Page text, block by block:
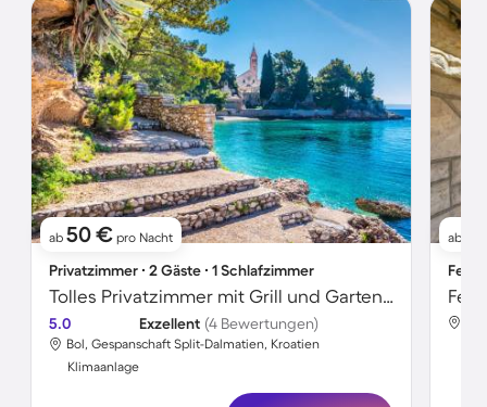
ab 50 € pro Nacht
Privatzimmer ∙ 2 Gäste ∙ 1 Schlafzimmer
Tolles Privatzimmer mit Grill und Garten | Bergblick | Nah am Strand
5.0 Exzellent (4 Bewertungen)
Bol, Gespanschaft Split-Dalmatien, Kroatien
Klimaanlage
ab